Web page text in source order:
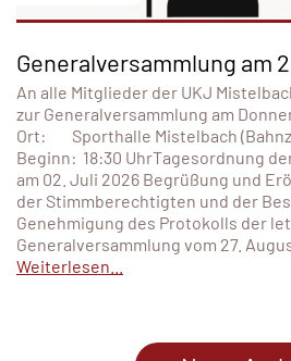
Generalversammlung am
An alle Mitglieder der UKJ
zur Generalversammlung am
Ort: Sporthalle Mistelbach
Beginn: 18:30 UhrTagesordnung
am 02. Juli 2026 Begrüßung und
der Stimmberechtigten und der
Genehmigung des Protokolls der
Generalversammlung vom 27.
Weiterlesen...